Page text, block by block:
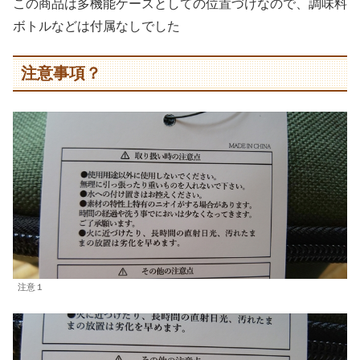
この商品は多機能ケースとしての位置づけなので、調味料
ボトルなどは付属なしでした
注意事項？
注意１